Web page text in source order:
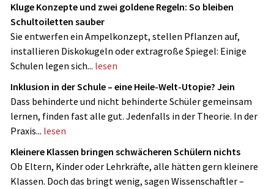
Kluge Konzepte und zwei goldene Regeln: So bleiben
Schultoiletten sauber
Sie entwerfen ein Ampelkonzept, stellen Pflanzen auf,
installieren Diskokugeln oder extragroße Spiegel: Einige
Schulen legen sich... lesen
Inklusion in der Schule – eine Heile-Welt-Utopie? Jein
Dass behinderte und nicht ­behinderte Schüler gemeinsam
lernen, finden fast alle gut. Jedenfalls in der Theorie. In der
Praxis... lesen
Kleinere Klassen bringen schwächeren Schülern nichts
Ob Eltern, Kinder oder Lehrkräfte, alle hätten gern kleinere
Klassen. Doch das bringt wenig, sagen Wissenschaftler –